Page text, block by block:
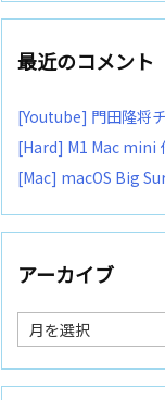
最近のコメント
[Youtube] 門田隆将
[Hard] M1 Mac mini
[Mac] macOS Big
アーカイブ
ア
ー
カ
イ